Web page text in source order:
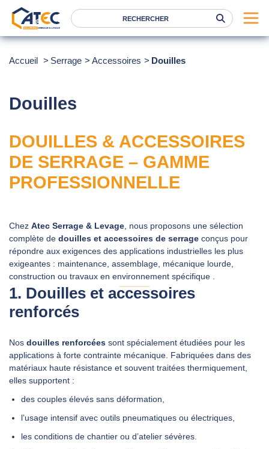
Services
Nos agences
FAQ
RSE
Accueil Serrage Accessoires Douilles
Douilles
DOUILLES & ACCESSOIRES
DE SERRAGE – GAMME
PROFESSIONNELLE
Chez Atec Serrage & Levage , nous proposons une sélection
complète de douilles et accessoires de serrage conçus pour
répondre aux exigences des applications industrielles les plus
exigeantes : maintenance, assemblage, mécanique lourde,
construction ou travaux en environnement spécifique
1. Douilles et accessoires
renforcés
Nos douilles renforcées sont spécialement étudiées pour les
applications à forte contrainte mécanique. Fabriquées dans des
matériaux haute résistance et souvent traitées thermiquement,
elles supportent :
des couples élevés sans déformation,
l’usage intensif avec outils pneumatiques ou électriques,
les conditions de chantier ou d’atelier sévères.